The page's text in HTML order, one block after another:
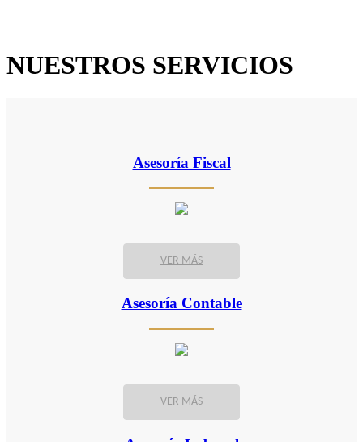
NUESTROS SERVICIOS
Asesoría Fiscal
VER MÁS
Asesoría Contable
VER MÁS